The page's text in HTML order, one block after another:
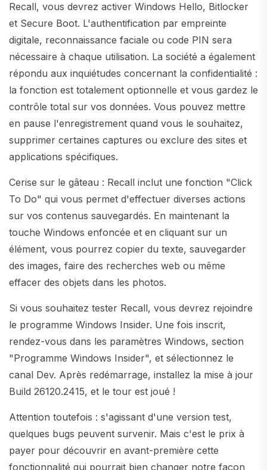
Recall, vous devrez activer Windows Hello, Bitlocker
et Secure Boot. L'authentification par empreinte
digitale, reconnaissance faciale ou code PIN sera
nécessaire à chaque utilisation. La société a également
répondu aux inquiétudes concernant la confidentialité :
la fonction est totalement optionnelle et vous gardez le
contrôle total sur vos données. Vous pouvez mettre
en pause l'enregistrement quand vous le souhaitez,
supprimer certaines captures ou exclure des sites et
applications spécifiques.
Cerise sur le gâteau : Recall inclut une fonction "Click
To Do" qui vous permet d'effectuer diverses actions
sur vos contenus sauvegardés. En maintenant la
touche Windows enfoncée et en cliquant sur un
élément, vous pourrez copier du texte, sauvegarder
des images, faire des recherches web ou même
effacer des objets dans les photos.
Si vous souhaitez tester Recall, vous devrez rejoindre
le programme Windows Insider. Une fois inscrit,
rendez-vous dans les paramètres Windows, section
"Programme Windows Insider", et sélectionnez le
canal Dev. Après redémarrage, installez la mise à jour
Build 26120.2415, et le tour est joué !
Attention toutefois : s'agissant d'une version test,
quelques bugs peuvent survenir. Mais c'est le prix à
payer pour découvrir en avant-première cette
fonctionnalité qui pourrait bien changer notre façon